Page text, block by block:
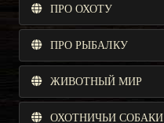
ПРО ОХОТУ
ПРО РЫБАЛКУ
ЖИВОТНЫЙ МИР
ОХОТНИЧЬИ СОБАКИ